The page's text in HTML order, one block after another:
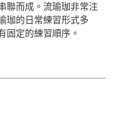
聯而成。流瑜珈非常注
珈的日常練習形式多
固定的練習順序。